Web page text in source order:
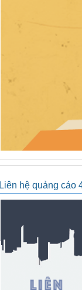
Liên hệ quảng cáo